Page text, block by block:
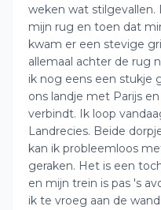
weken wat
mijn rug en toen dat
kwam er een stevige
allemaal achter de rug
ik nog eens een stukje
ons landje met Parijs
verbindt. Ik loop
Landrecies. Beide
kan ik probleemloos
geraken. Het is een
en mijn trein is pas 's
ik te vroeg aan de